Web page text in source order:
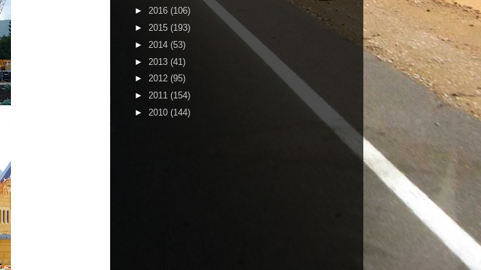
► 2016 (106)
► 2015 (193)
► 2014 (53)
► 2013 (41)
► 2012 (95)
► 2011 (154)
► 2010 (144)